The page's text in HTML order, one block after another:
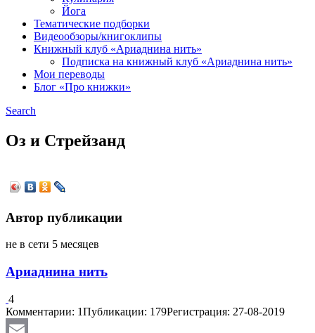
Йога
Тематические подборки
Видеообзоры/книгоклипы
Книжный клуб «Ариаднина нить»
Подписка на книжный клуб «Ариаднина нить»
Мои переводы
Блог «Про книжки»
Search
Оз и Стрейзанд
Автор публикации
не в сети 5 месяцев
Ариаднина нить
4
Комментарии: 1Публикации: 179Регистрация: 27-08-2019